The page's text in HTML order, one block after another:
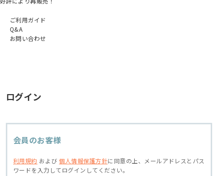
ご利用ガイド
Q&A
お問い合わせ
ログイン
会員のお客様
利用規約 および個人情報保護方針に同意の上、
メールアドレスとパス
ワードを入力してログインしてください。